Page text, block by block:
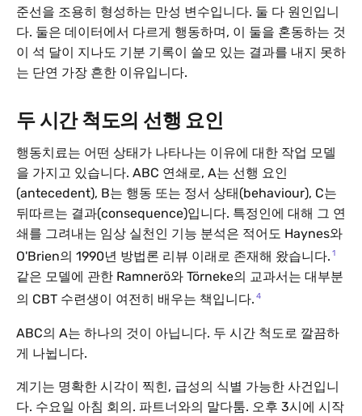
준선을 조용히 형성하는 만성 변수입니다. 둘 다 원인입니
다. 둘은 데이터에서 다르게 행동하며, 이 둘을 혼동하는 것
이 석 달이 지나도 기분 기록이 쓸모 있는 결과를 내지 못하
는 단연 가장 흔한 이유입니다.
두 시간 척도의 선행 요인
행동치료는 어떤 상태가 나타나는 이유에 대한 작업 모델
을 가지고 있습니다. ABC 연쇄로, A는 선행 요인
(antecedent), B는 행동 또는 정서 상태(behaviour), C는
뒤따르는 결과(consequence)입니다. 특정인에 대해 그 연
쇄를 그려내는 임상 실천인 기능 분석은 적어도 Haynes와
O'Brien의 1990년 방법론 리뷰 이래로 존재해 왔습니다. 1
같은 모델에 관한 Ramnerö와 Törneke의 교과서는 대부분
의 CBT 수련생이 여전히 배우는 책입니다. 4
ABC의 A는 하나의 것이 아닙니다. 두 시간 척도로 깔끔하
게 나뉩니다.
계기는 명확한 시각이 찍힌, 급성의 식별 가능한 사건입니
다. 수요일 아침 회의. 파트너와의 말다툼. 오후 3시에 시작